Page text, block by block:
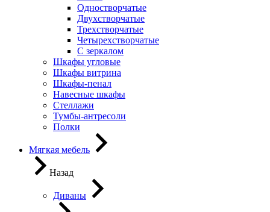
Одностворчатые
Двухстворчатые
Трехстворчатые
Четырехстворчатые
С зеркалом
Шкафы угловые
Шкафы витрина
Шкафы-пенал
Навесные шкафы
Стеллажи
Тумбы-антресоли
Полки
Мягкая мебель
Назад
Диваны